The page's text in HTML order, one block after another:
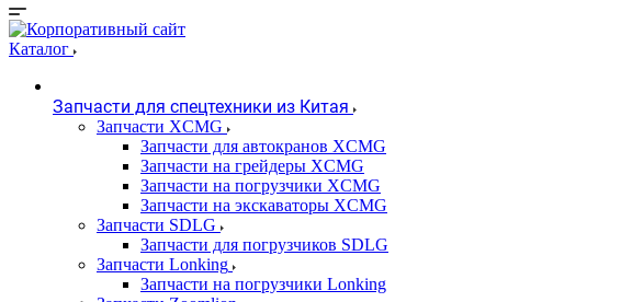
Каталог
Запчасти для спецтехники из Китая
Запчасти XCMG
Запчасти для автокранов XCMG
Запчасти на грейдеры XCMG
Запчасти на погрузчики XCMG
Запчасти на экскаваторы XCMG
Запчасти SDLG
Запчасти для погрузчиков SDLG
Запчасти Lonking
Запчасти на погрузчики Lonking